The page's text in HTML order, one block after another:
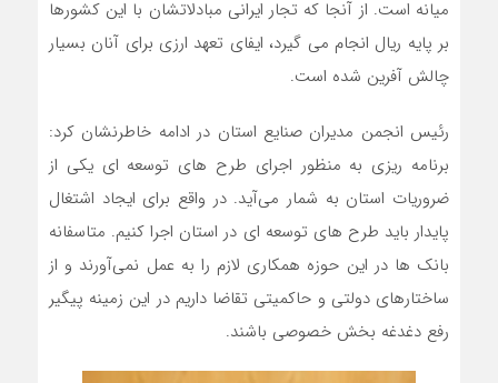
میانه است. از آنجا که تجار ایرانی مبادلاتشان با این کشورها
بر پایه ریال انجام می گیرد، ایفای تعهد ارزی برای آنان بسیار
چالش آفرین شده است.
رئیس انجمن مدیران صنایع استان در ادامه خاطرنشان کرد:
برنامه ریزی به منظور اجرای طرح های توسعه ای یکی از
ضروریات استان به شمار می‌آید. در واقع برای ایجاد اشتغال
پایدار باید طرح های توسعه ای در استان اجرا کنیم. متاسفانه
بانک ها در این حوزه همکاری لازم را به عمل نمی‌آورند و از
ساختارهای دولتی و حاکمیتی تقاضا داریم در این زمینه پیگیر
رفع دغدغه بخش خصوصی باشند.